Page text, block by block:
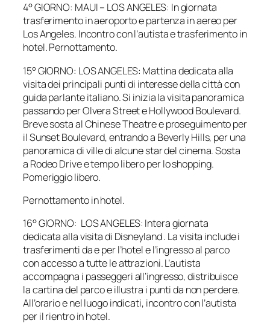
4° GIORNO: MAUI – LOS ANGELES: In giornata
trasferimento in aeroporto e partenza in aereo per
Los Angeles. Incontro con l’autista e trasferimento in
hotel. Pernottamento.
15° GIORNO: LOS ANGELES: Mattina dedicata alla
visita dei principali punti di interesse della città con
guida parlante italiano. Si inizia la visita panoramica
passando per Olvera Street e Hollywood Boulevard.
Breve sosta al Chinese Theatre e proseguimento per
il Sunset Boulevard, entrando a Beverly Hills, per una
panoramica di ville di alcune star del cinema. Sosta
a Rodeo Drive e tempo libero per lo shopping.
Pomeriggio libero.
Pernottamento in hotel.
16° GIORNO: LOS ANGELES: Intera giornata
dedicata alla visita di Disneyland . La visita include i
trasferimenti da e per l’hotel e l’ingresso al parco
con accesso a tutte le attrazioni. L’autista
accompagna i passeggeri all’ingresso, distribuisce
la cartina del parco e illustra i punti da non perdere.
All’orario e nel luogo indicati, incontro con l’autista
per il rientro in hotel.